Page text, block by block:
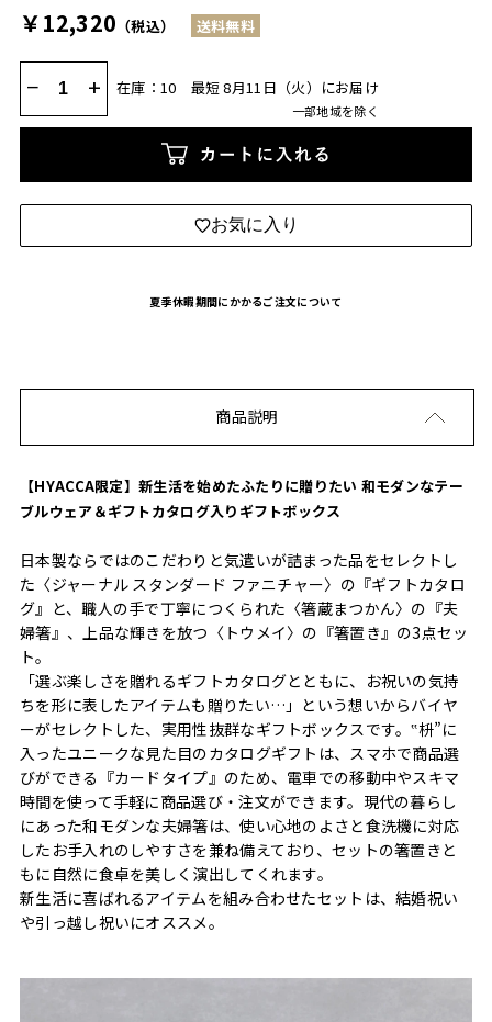
￥12,320 （税込） 送料無料
− + 在庫：10 最短 8月11日（火）にお届け
一部地域を除く
カートに入れる
お気に入り
夏季休暇期間にかかるご注文について
商品説明
【HYACCA限定】新生活を始めたふたりに贈りたい 和モダンなテー
ブルウェア＆ギフトカタログ入りギフトボックス
日本製ならではのこだわりと気遣いが詰まった品をセレクトし
た〈ジャーナル スタンダード ファニチャー〉の『ギフトカタロ
グ』と、職人の手で丁寧につくられた〈箸蔵まつかん〉の『夫
婦箸』、上品な輝きを放つ〈トウメイ〉の『箸置き』の3点セッ
ト。
「選ぶ楽しさを贈れるギフトカタログとともに、お祝いの気持
ちを形に表したアイテムも贈りたい…」という想いからバイヤ
ーがセレクトした、実用性抜群なギフトボックスです。‟枡”に
入ったユニークな見た目のカタログギフトは、スマホで商品選
びができる『カードタイプ』のため、電車での移動中やスキマ
時間を使って手軽に商品選び・注文ができます。現代の暮らし
にあった和モダンな夫婦箸は、使い心地のよさと食洗機に対応
したお手入れのしやすさを兼ね備えており、セットの箸置きと
もに自然に食卓を美しく演出してくれます。
新生活に喜ばれるアイテムを組み合わせたセットは、結婚祝い
や引っ越し祝いにオススメ。